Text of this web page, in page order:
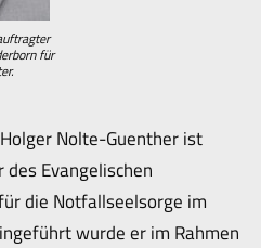
für
Nolte-Guenther ist
Evangelischen
die Notfallseelsorge im
wurde er im Rahmen